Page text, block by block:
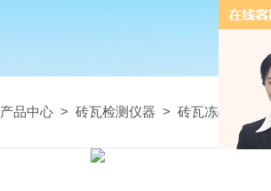
产品中心 > 砖瓦检测仪器 > 砖瓦冻融试验机